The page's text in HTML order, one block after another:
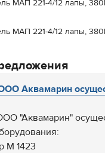
МАП 221-4/12 лапы,
МАП 221-4/12 лапы,
Аквамарин
"Аквамарин"
М 1423